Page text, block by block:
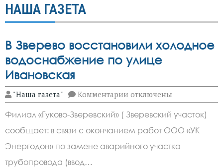
НАША ГАЗЕТА
В Зверево восстановили холодное
водоснабжение по улице
Ивановская
"Наша газета" Комментарии к
записи
В
Зверево
восстановили
холодное
водоснабжение
по
отключены
Филиал «Гуково-Зверевский» ( Зверевский участок)
сообщает: в связи с окончанием работ ООО «УК
Энергодон» по замене аварийного участка
трубопровода (ввод…